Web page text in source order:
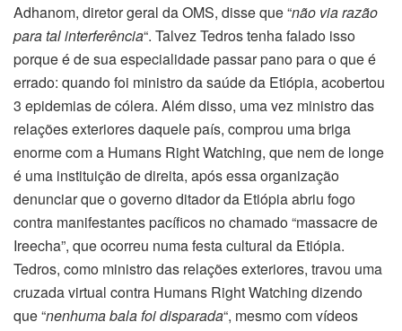
Adhanom, diretor geral da OMS, disse que “não via razão
para tal interferência“. Talvez Tedros tenha falado isso
porque é de sua especialidade passar pano para o que é
errado: quando foi ministro da saúde da Etiópia, acobertou
3 epidemias de cólera. Além disso, uma vez ministro das
relações exteriores daquele país, comprou uma briga
enorme com a Humans Right Watching, que nem de longe
é uma instituição de direita, após essa organização
denunciar que o governo ditador da Etiópia abriu fogo
contra manifestantes pacíficos no chamado “massacre de
Ireecha”, que ocorreu numa festa cultural da Etiópia.
Tedros, como ministro das relações exteriores, travou uma
cruzada virtual contra Humans Right Watching dizendo
que “nenhuma bala foi disparada“, mesmo com vídeos